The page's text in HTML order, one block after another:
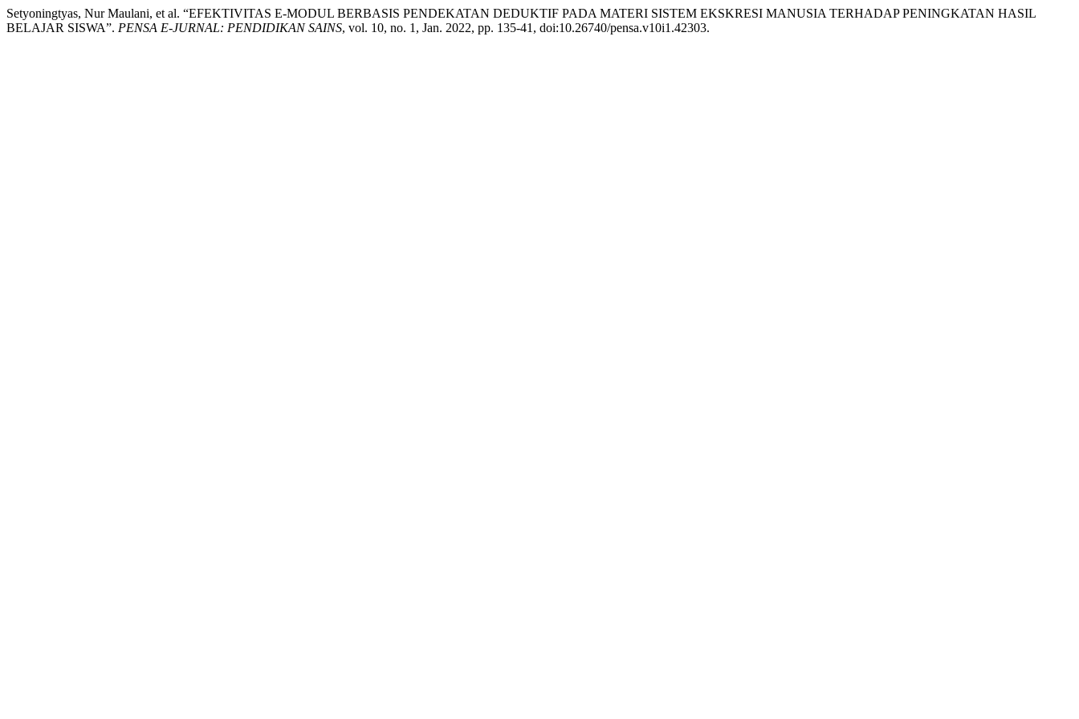
Setyoningtyas, Nur Maulani, et al. “EFEKTIVITAS E-MODUL BERBASIS PENDEKATAN DEDUKTIF PADA MATERI SISTEM EKSKRESI MANUSIA TERHADAP PENINGKATAN HASIL
BELAJAR SISWA”. PENSA E-JURNAL: PENDIDIKAN SAINS, vol. 10, no. 1, Jan. 2022, pp. 135-41, doi:10.26740/pensa.v10i1.42303.